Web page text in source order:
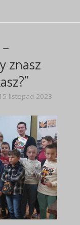
znasz
listopad 2023